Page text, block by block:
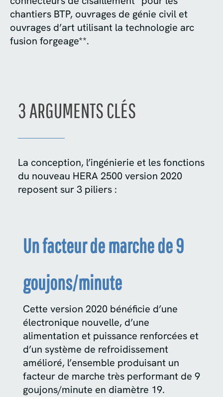
chantiers BTP, ouvrages de génie civil et
ouvrages d’art utilisant la technologie arc
fusion forgeage**.
3 ARGUMENTS CLÉS
La conception, l’ingénierie et les fonctions
du nouveau HERA 2500 version 2020
reposent sur 3 piliers :
Un facteur de marche de 9
goujons/minute
Cette version 2020 bénéficie d’une
électronique nouvelle, d’une
alimentation et puissance renforcées et
d’un système de refroidissement
amélioré, l’ensemble produisant un
facteur de marche très performant de 9
goujons/minute en diamètre 19.